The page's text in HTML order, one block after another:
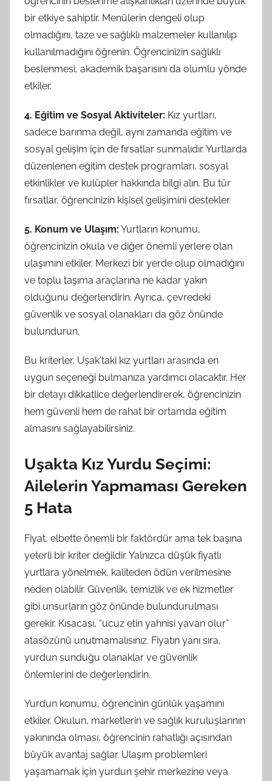
bir etkiye sahiptir. Menülerin dengeli olup
olmadığını, taze ve sağlıklı malzemeler kullanılıp
kullanılmadığını öğrenin. Öğrencinizin sağlıklı
beslenmesi, akademik başarısını da olumlu yönde
etkiler.
4. Eğitim ve Sosyal Aktiviteler: Kız yurtları,
sadece barınma değil, aynı zamanda eğitim ve
sosyal gelişim için de fırsatlar sunmalıdır. Yurtlarda
düzenlenen eğitim destek programları, sosyal
etkinlikler ve kulüpler hakkında bilgi alın. Bu tür
fırsatlar, öğrencinizin kişisel gelişimini destekler.
5. Konum ve Ulaşım: Yurtların konumu,
öğrencinizin okula ve diğer önemli yerlere olan
ulaşımını etkiler. Merkezi bir yerde olup olmadığını
ve toplu taşıma araçlarına ne kadar yakın
olduğunu değerlendirin. Ayrıca, çevredeki
güvenlik ve sosyal olanakları da göz önünde
bulundurun.
Bu kriterler, Uşak'taki kız yurtları arasında en
uygun seçeneği bulmanıza yardımcı olacaktır. Her
bir detayı dikkatlice değerlendirerek, öğrencinizin
hem güvenli hem de rahat bir ortamda eğitim
almasını sağlayabilirsiniz.
Uşakta Kız Yurdu Seçimi:
Ailelerin Yapmaması Gereken
5 Hata
Fiyat, elbette önemli bir faktördür ama tek başına
yeterli bir kriter değildir. Yalnızca düşük fiyatlı
yurtlara yönelmek, kaliteden ödün verilmesine
neden olabilir. Güvenlik, temizlik ve ek hizmetler
gibi unsurların göz önünde bulundurulması
gerekir. Kısacası, “ucuz etin yahnisi yavan olur”
atasözünü unutmamalısınız. Fiyatın yanı sıra,
yurdun sunduğu olanaklar ve güvenlik
önlemlerini de değerlendirin.
Yurdun konumu, öğrencinin günlük yaşamını
etkiler. Okulun, marketlerin ve sağlık kuruluşlarının
yakınında olması, öğrencinin rahatlığı açısından
büyük avantaj sağlar. Ulaşım problemleri
yaşamamak için yurdun şehir merkezine veya